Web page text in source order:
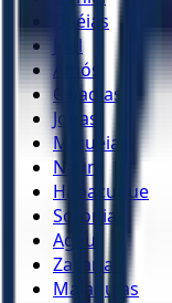
Oséias
Joel
Amós
Obadias
Jonas
Miquéias
Naum
Habacuque
Sofonias
Ageu
Zacarias
Malaquias